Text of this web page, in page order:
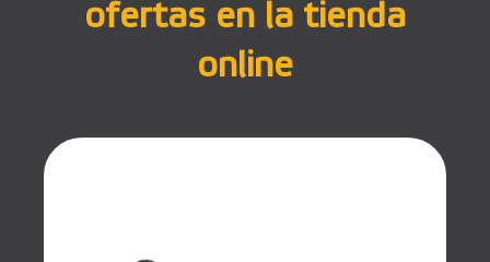
ofertas en la tienda
online